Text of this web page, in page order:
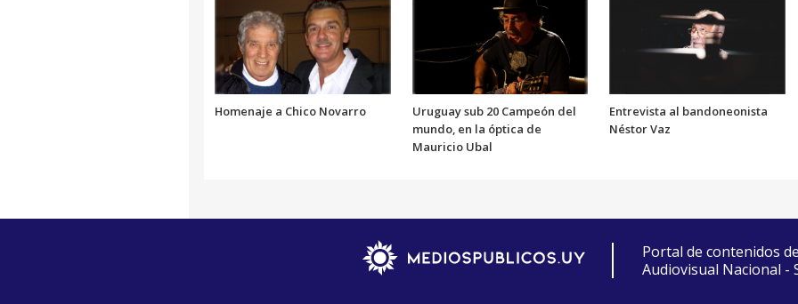
Homenaje a Chico Novarro
Uruguay sub 20 Campeón del
mundo, en la óptica de
Mauricio Ubal
Entrevista al bandoneonista
Néstor Vaz
Portal de contenidos
Audiovisual Nacional -